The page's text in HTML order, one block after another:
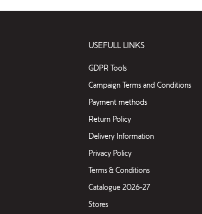
USEFULL LINKS
GDPR Tools
Campaign Terms and Conditions
Payment methods
Return Policy
Delivery Information
Privacy Policy
Terms & Conditions
Catalogue 2026-27
Stores